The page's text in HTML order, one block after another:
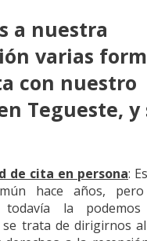
a nuestra
varias
con nuestro
Tegueste, y
de cita en persona:
hace años,
todavía la podemos
se trata de dirigirnos